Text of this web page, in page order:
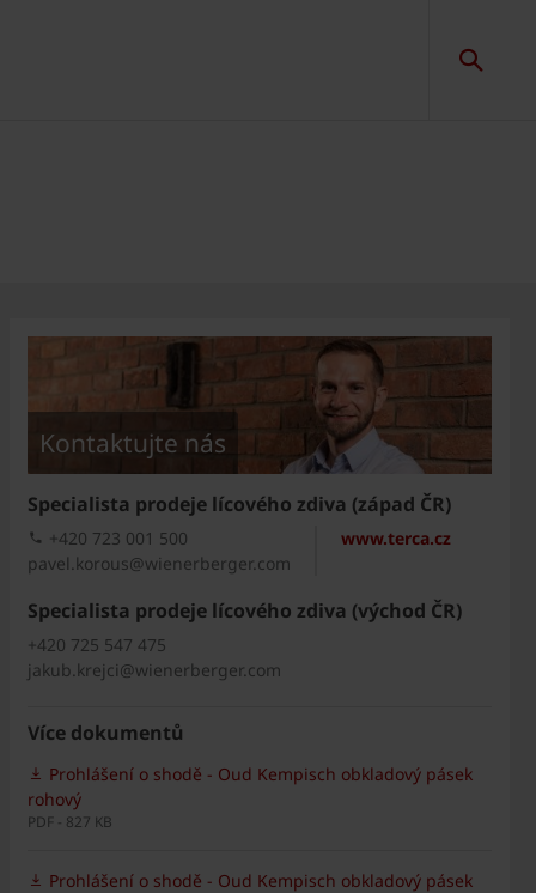
Kontaktujte nás
Specialista prodeje lícového zdiva (západ ČR)
www.terca.cz
+420 723 001 500
pavel.korous@wienerberger.com
Specialista prodeje lícového zdiva (východ ČR)
+420 725 547 475
jakub.krejci@wienerberger.com
Více dokumentů
Prohlášení o shodě - Oud Kempisch obkladový pásek
rohový
PDF - 827 KB
Prohlášení o shodě - Oud Kempisch obkladový pásek